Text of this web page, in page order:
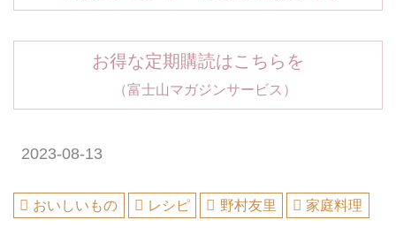
お得な定期購読はこちらを
（富士山マガジンサービス）
2023-08-13
おいしいもの レシピ 野村友里 家庭料理